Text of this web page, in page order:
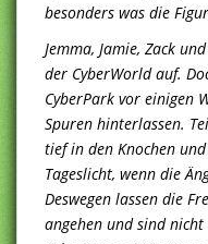
besonders was die
Jemma, Jamie, Zack
der CyberWorld auf.
CyberPark vor einigen
Spuren hinterlassen.
tief in den Knochen
Tageslicht, wenn die
Deswegen lassen die
angehen und sind